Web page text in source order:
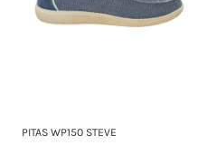
PITAS WP150 STEVE